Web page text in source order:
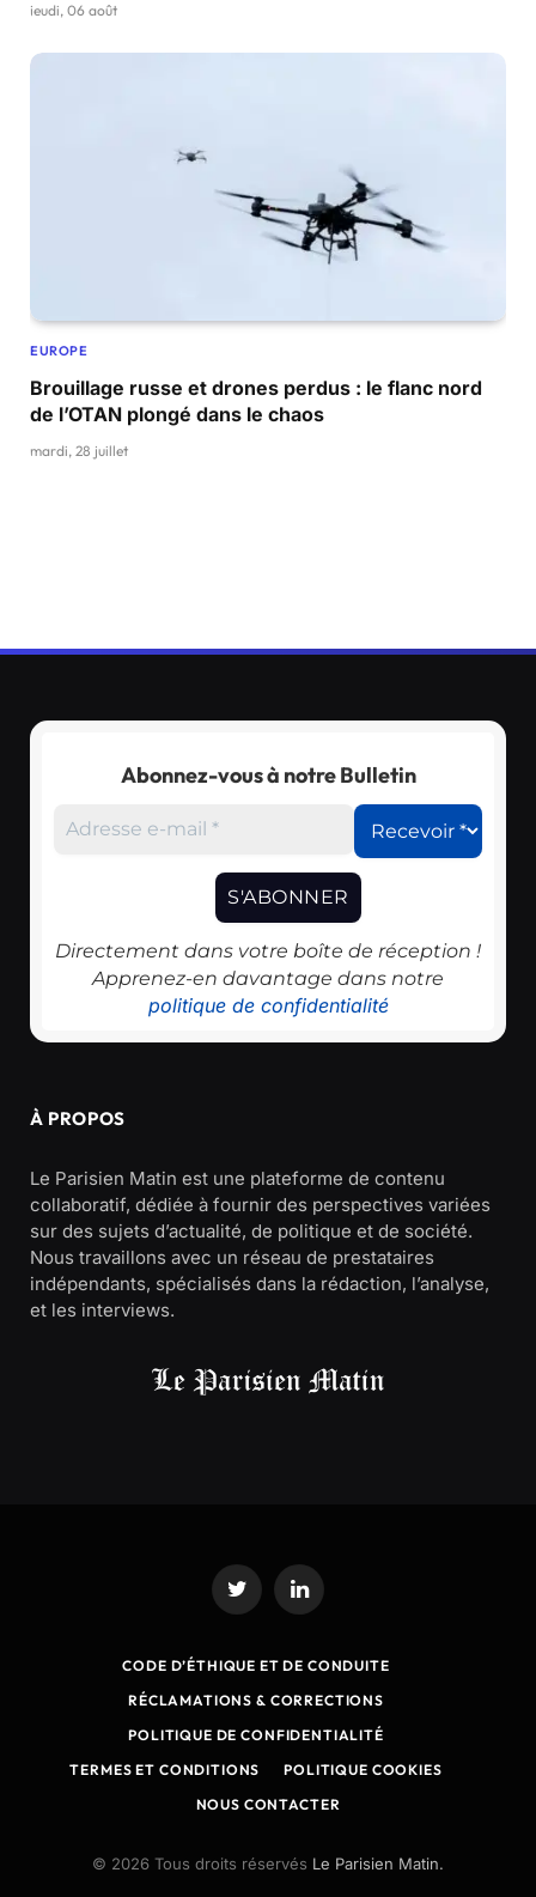
jeudi, 06 août
EUROPE
Brouillage russe et drones perdus : le flanc nord
de l’OTAN plongé dans le chaos
mardi, 28 juillet
Abonnez-vous à notre Bulletin
Directement dans votre boîte de réception !
Apprenez-en davantage dans notre
politique de confidentialité
À PROPOS
Le Parisien Matin est une plateforme de contenu
collaboratif, dédiée à fournir des perspectives variées
sur des sujets d’actualité, de politique et de société.
Nous travaillons avec un réseau de prestataires
indépendants, spécialisés dans la rédaction, l’analyse,
et les interviews.
Twitter LinkedIn
CODE D’ÉTHIQUE ET DE CONDUITE
RÉCLAMATIONS & CORRECTIONS
POLITIQUE DE CONFIDENTIALITÉ
TERMES ET CONDITIONS
POLITIQUE COOKIES
NOUS CONTACTER
© 2026 Tous droits réservés Le Parisien Matin.